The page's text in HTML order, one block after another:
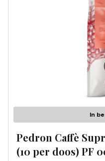
In
Pedron Caffè
(10 per doos) PF